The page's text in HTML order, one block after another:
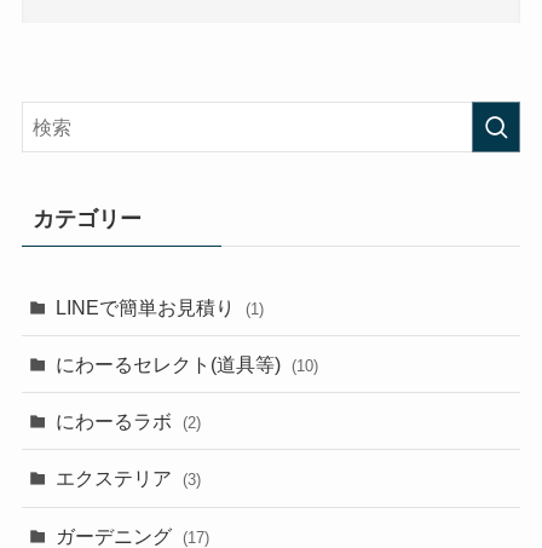
カテゴリー
LINEで簡単お見積り (1)
にわーるセレクト(道具等) (10)
にわーるラボ (2)
エクステリア (3)
ガーデニング (17)